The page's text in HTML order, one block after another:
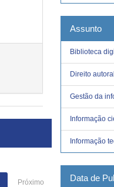
Próximo
Assunto
Biblioteca
Direito autoral
Gestão da
Informação
Informação
Data de